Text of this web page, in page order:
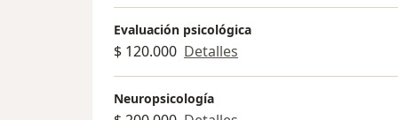
Evaluación psicológica
$ 120.000 Detalles
Neuropsicología